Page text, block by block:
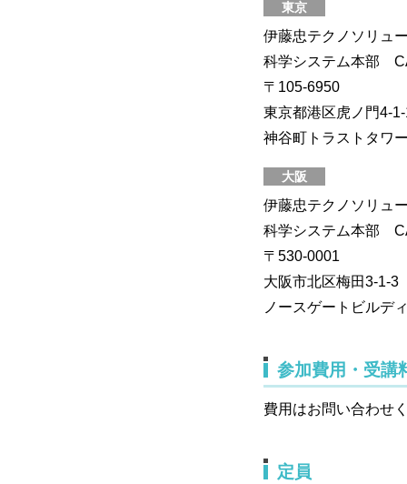
東京
伊藤忠テクノソリュ
科学システム本部
〒105-6950
東京都港区虎ノ門4-
神谷町トラストタワ
大阪
伊藤忠テクノソリュ
科学システム本部
〒530-0001
大阪市北区梅田3-1-3
ノースゲートビルデ
参加費用・受講
費用はお問い合わせ
定員